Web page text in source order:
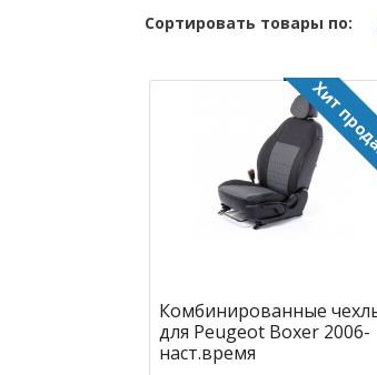
Сортировать товары по:
Комбинированные
для Peugeot Boxer 2006-
наст.время